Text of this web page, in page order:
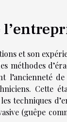
et son
méthodes
l’ancienneté
Cette
techniques
(guêpe